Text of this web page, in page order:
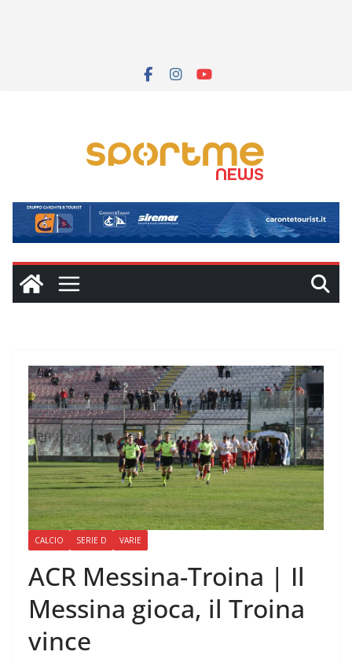
CALCIO SERIE D VARIE
ACR Messina-Troina | Il
Messina gioca, il Troina
vince